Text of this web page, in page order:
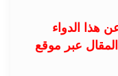
هذا الدواء
عبر موقع